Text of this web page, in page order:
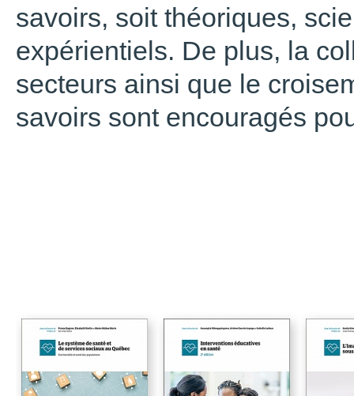
savoirs, soit théoriques,
expérientiels. De plus, la
secteurs ainsi que le
savoirs sont encouragés